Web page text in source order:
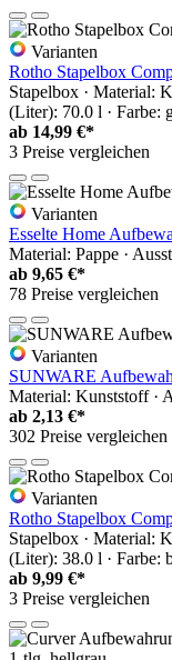
Varianten
Rotho Stapelbox
Stapelbox · Material:
(Liter): 70.0 l · Farbe:
ab 14,99 €*
3 Preise vergleichen
Varianten
Esselte Home
Material: Pappe ·
ab 9,65 €*
78 Preise vergleichen
Varianten
SUNWARE
Material: Kunststoff ·
ab 2,13 €*
302 Preise vergleichen
Varianten
Rotho Stapelbox
Stapelbox · Material:
(Liter): 38.0 l · Farbe:
ab 9,99 €*
3 Preise vergleichen